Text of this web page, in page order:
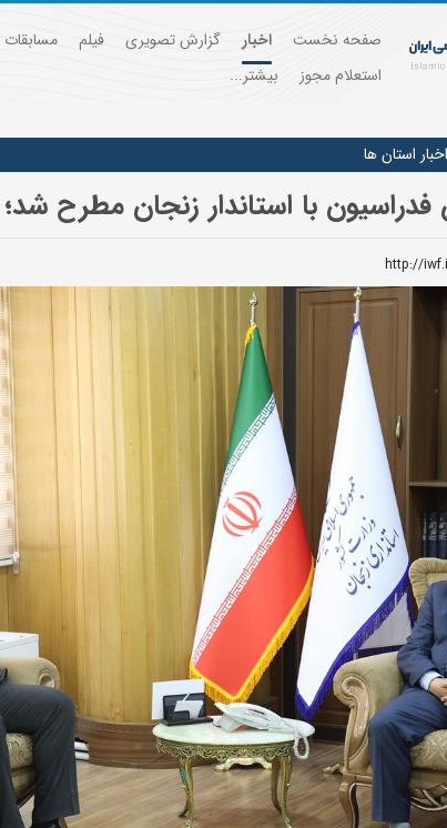
صفحه نخست اخبار گزارش تصویری فیلم مسابقات
استعلام مجوز
بیشتر...
اخبار استان ها
با استاندار زنجان مطرح شد؛
http://